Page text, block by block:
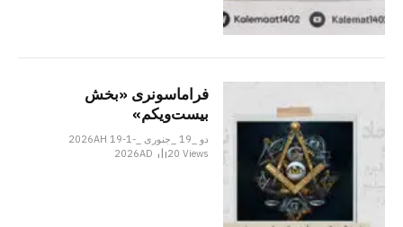
فراماسونری «بخش
بیست‌ویکم»
دو _19 _جنوری _2026AH 19-1-
2026AD
20Views